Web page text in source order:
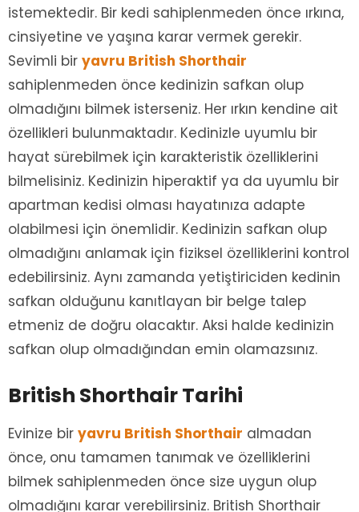
istemektedir. Bir kedi sahiplenmeden önce ırkına,
cinsiyetine ve yaşına karar vermek gerekir.
Sevimli bir yavru British Shorthair
sahiplenmeden önce kedinizin safkan olup
olmadığını bilmek isterseniz. Her ırkın kendine ait
özellikleri bulunmaktadır. Kedinizle uyumlu bir
hayat sürebilmek için karakteristik özelliklerini
bilmelisiniz. Kedinizin hiperaktif ya da uyumlu bir
apartman kedisi olması hayatınıza adapte
olabilmesi için önemlidir. Kedinizin safkan olup
olmadığını anlamak için fiziksel özelliklerini kontrol
edebilirsiniz. Aynı zamanda yetiştiriciden kedinin
safkan olduğunu kanıtlayan bir belge talep
etmeniz de doğru olacaktır. Aksi halde kedinizin
safkan olup olmadığından emin olamazsınız.
British Shorthair Tarihi
Evinize bir yavru British Shorthair almadan
önce, onu tamamen tanımak ve özelliklerini
bilmek sahiplenmeden önce size uygun olup
olmadığını karar verebilirsiniz. British Shorthair